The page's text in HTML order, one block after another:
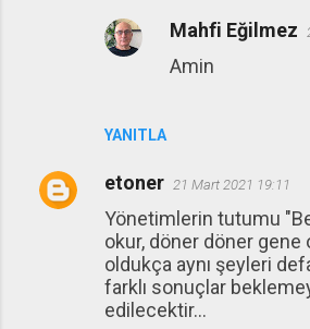
YANITLA
Mahfi Eğilmez
Amin
etoner 21 Mart 2021 19:11
Yönetimlerin tutumu
okur, döner döner gene
oldukça aynı şeyleri
farklı sonuçlar
edilecektir...